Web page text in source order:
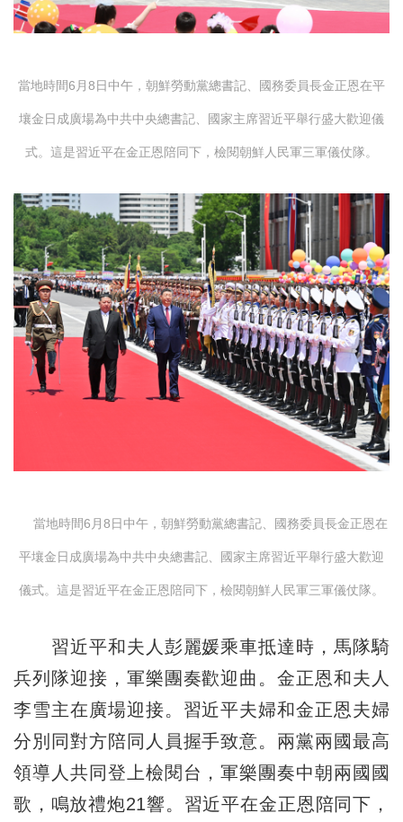
當地時間6月8日中午，朝鮮勞動黨總書記、國務委員長金正恩在平
壤金日成廣場為中共中央總書記、國家主席習近平舉行盛大歡迎儀
式。這是習近平在金正恩陪同下，檢閱朝鮮人民軍三軍儀仗隊。
當地時間6月8日中午，朝鮮勞動黨總書記、國務委員長金正恩在
平壤金日成廣場為中共中央總書記、國家主席習近平舉行盛大歡迎
儀式。這是習近平在金正恩陪同下，檢閱朝鮮人民軍三軍儀仗隊。
習近平和夫人彭麗媛乘車抵達時，馬隊騎
兵列隊迎接，軍樂團奏歡迎曲。金正恩和夫人
李雪主在廣場迎接。習近平夫婦和金正恩夫婦
分別同對方陪同人員握手致意。兩黨兩國最高
領導人共同登上檢閱台，軍樂團奏中朝兩國國
歌，鳴放禮炮21響。習近平在金正恩陪同下，